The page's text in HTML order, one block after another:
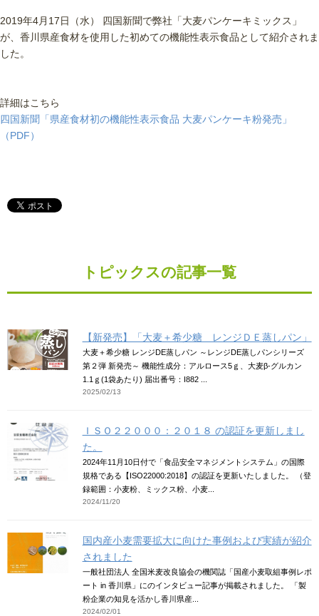
2019年4月17日（水） 四国新聞で弊社「大麦パンケーキミックス」
が、香川県産食材を使用した初めての機能性表示食品として紹介されま
した。
詳細はこちら
四国新聞「県産食材初の機能性表示食品 大麦パンケーキ粉発売」
（PDF）
トピックスの記事一覧
【新発売】「大麦＋希少糖 レンジＤＥ蒸しパン」
大麦＋希少糖 レンジDE蒸しパン ～レンジDE蒸しパンシリーズ
第２弾 新発売～ 機能性成分：アルロース5ｇ、大麦β-グルカン
1.1ｇ(1袋あたり) 届出番号：I882 ...
2025/02/13
ＩＳＯ２２０００：２０１８ の認証を更新しまし
た。
2024年11月10日付で「食品安全マネジメントシステム」の国際
規格である【ISO22000:2018】の認証を更新いたしました。 （登
録範囲：小麦粉、ミックス粉、小麦...
2024/11/20
国内産小麦需要拡大に向けた事例および実績が紹介
されました
一般社団法人 全国米麦改良協会の機関誌「国産小麦取組事例レポ
ート in 香川県」にのインタビュー記事が掲載されました。 「製
粉企業の知見を活かし香川県産...
2024/02/01